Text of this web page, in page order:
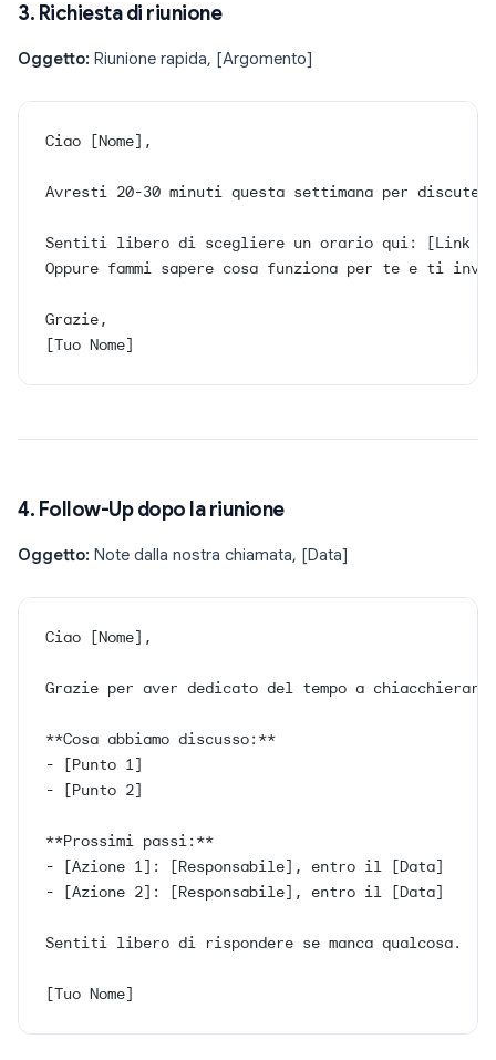
3. Richiesta di riunione
Oggetto: Riunione rapida, [Argomento]
Ciao [Nome],
Avresti 20-30 minuti questa settimana per
Sentiti libero di scegliere un orario qui: [Link
Oppure fammi sapere cosa funziona per te e ti
Grazie,
[Tuo Nome]
4. Follow-Up dopo la riunione
Oggetto: Note dalla nostra chiamata, [Data]
Ciao [Nome],
Grazie per aver dedicato del tempo a
**Cosa abbiamo discusso:**
- [Punto 1]
- [Punto 2]
**Prossimi passi:**
- [Azione 1]: [Responsabile], entro il [Data]
- [Azione 2]: [Responsabile], entro il [Data]
Sentiti libero di rispondere se manca qualcosa.
[Tuo Nome]